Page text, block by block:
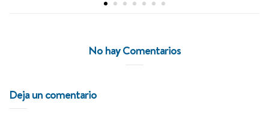
No hay Comentarios
Deja un comentario